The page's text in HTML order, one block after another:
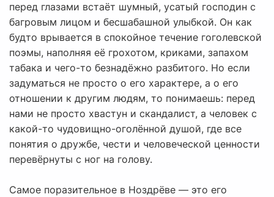
перед глазами встаёт шумный, усатый господин с
багровым лицом и бесшабашной улыбкой. Он как
будто врывается в спокойное течение гоголевской
поэмы, наполняя её грохотом, криками, запахом
табака и чего-то безнадёжно разбитого. Но если
задуматься не просто о его характере, а о его
отношении к другим людям, то понимаешь: перед
нами не просто хвастун и скандалист, а человек с
какой-то чудовищно-оголённой душой, где все
понятия о дружбе, чести и человеческой ценности
перевёрнуты с ног на голову.
Самое поразительное в Ноздрёве — это его